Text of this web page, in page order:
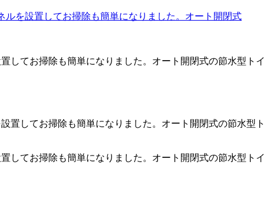
してお掃除も簡単になりました。オート開閉式の節水型トイ
してお掃除も簡単になりました。オート開閉式の節水型トイ